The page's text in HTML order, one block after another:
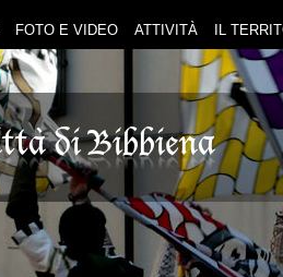
FOTO E VIDEO ATTIVITÀ IL